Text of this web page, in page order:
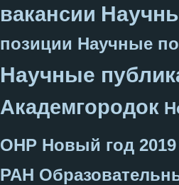
вакансии
позиции Научные
Научные
Академгородок
ОНР Новый год 2019
РАН